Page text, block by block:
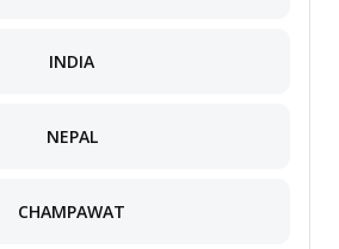
INDIA
NEPAL
CHAMPAWAT